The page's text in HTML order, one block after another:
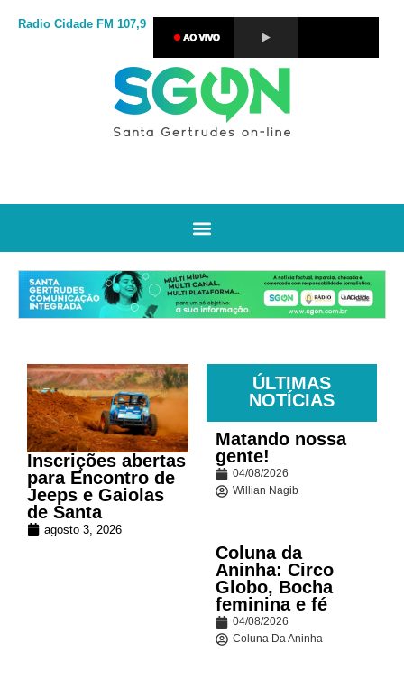
Radio Cidade FM 107,9
Inscrições abertas
para Encontro de
Jeeps e Gaiolas
de Santa
agosto 3, 2026
ÚLTIMAS
NOTÍCIAS
Matando nossa
gente!
04/08/2026
Willian Nagib
Coluna da
Aninha: Circo
Globo, Bocha
feminina e fé
04/08/2026
Coluna Da Aninha